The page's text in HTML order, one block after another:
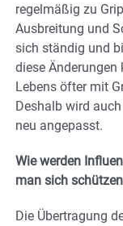
regelmäßig zu
Ausbreitung und
sich ständig und
diese
Lebens öfter mit
Deshalb wird
neu angepasst.
Wie werden
man sich
Die Übertragung